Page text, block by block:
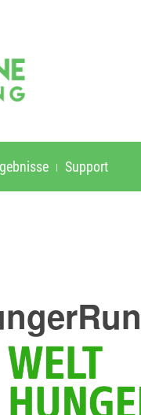
Support